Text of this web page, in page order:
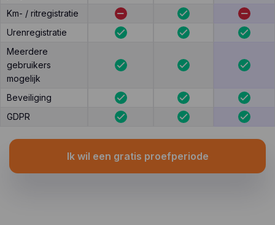
Km- / ritregistratie
Urenregistratie
Meerdere
gebruikers
mogelijk
Beveiliging
GDPR
Ik wil een gratis proefperiode